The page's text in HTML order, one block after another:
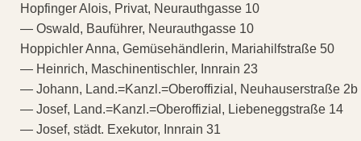
Hopfinger Alois, Privat, Neurauthgasse 10
— Oswald, Bauführer, Neurauthgasse 10
Hoppichler Anna, Gemüsehändlerin, Mariahilfstraße 50
— Heinrich, Maschinentischler, Innrain 23
— Johann, Land.=Kanzl.=Oberoffizial, Neuhauserstraße 2b
— Josef, Land.=Kanzl.=Oberoffizial, Liebeneggstraße 14
— Josef, städt. Exekutor, Innrain 31